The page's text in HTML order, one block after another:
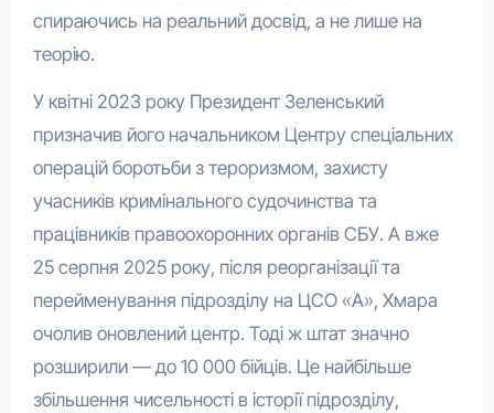
спираючись на реальний досвід, а не лише на
теорію.
У квітні 2023 року Президент Зеленський
призначив його начальником Центру спеціальних
операцій боротьби з тероризмом, захисту
учасників кримінального судочинства та
працівників правоохоронних органів СБУ. А вже
25 серпня 2025 року, після реорганізації та
перейменування підрозділу на ЦСО «А», Хмара
очолив оновлений центр. Тоді ж штат значно
розширили — до 10 000 бійців. Це найбільше
збільшення чисельності в історії підрозділу,